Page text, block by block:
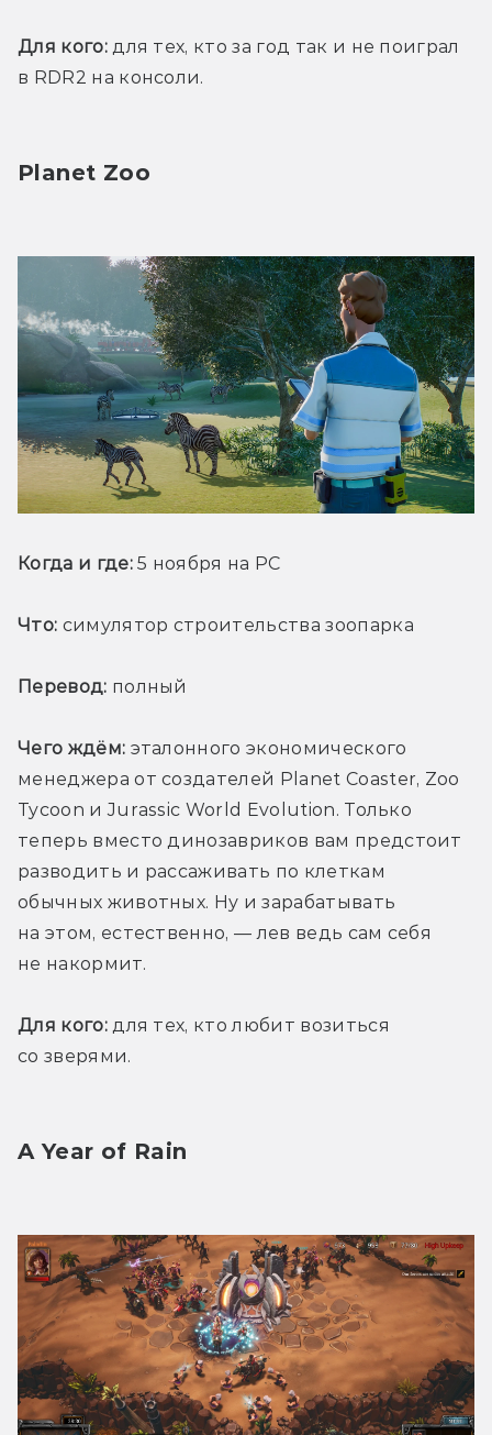
Для кого: для тех, кто за год так и не поиграл
в RDR2 на консоли.
Planet Zoo
Когда и где: 5 ноября на PC
Что: симулятор строительства зоопарка
Перевод: полный
Чего ждём: эталонного экономического
менеджера от создателей Planet Coaster, Zoo
Tycoon и Jurassic World Evolution. Только
теперь вместо динозавриков вам предстоит
разводить и рассаживать по клеткам
обычных животных. Ну и зарабатывать
на этом, естественно, — лев ведь сам себя
не накормит.
Для кого: для тех, кто любит возиться
со зверями.
A Year of Rain